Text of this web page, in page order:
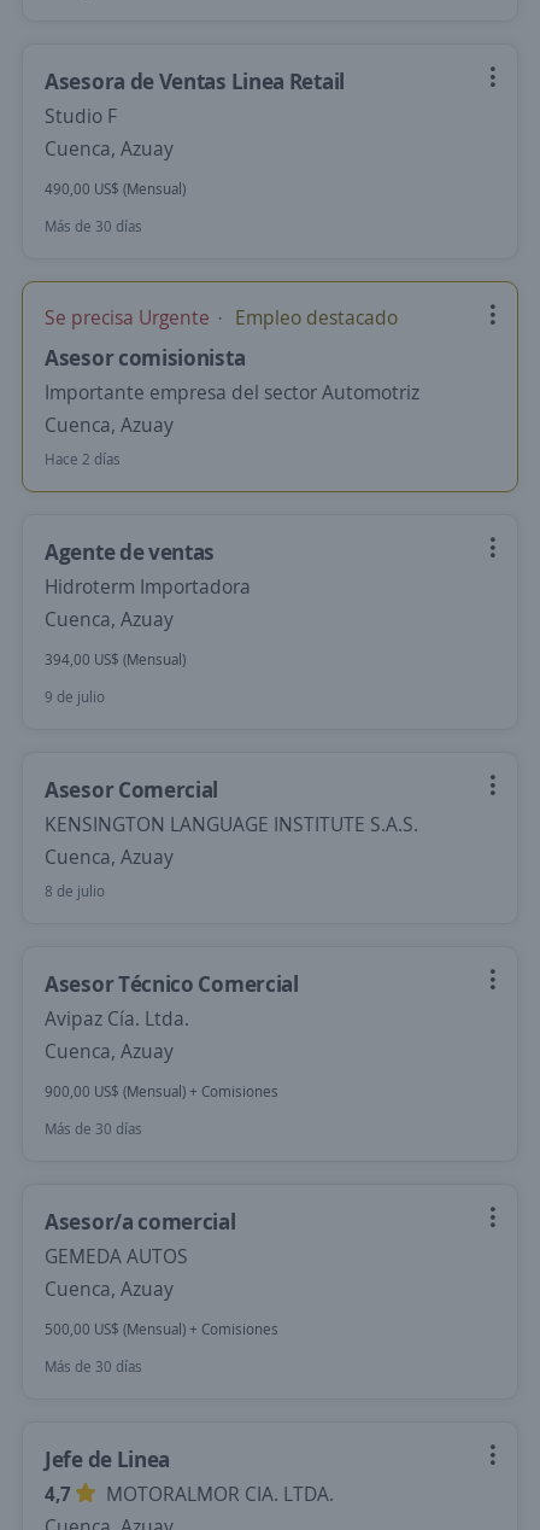
Asesora de Ventas Linea Retail
Studio F
Cuenca, Azuay
490,00 US$ (Mensual)
Más de 30 días
Se precisa Urgente Empleo destacado
Asesor comisionista
Importante empresa del sector Automotriz
Cuenca, Azuay
Hace 2 días
Agente de ventas
Hidroterm Importadora
Cuenca, Azuay
394,00 US$ (Mensual)
9 de julio
Asesor Comercial
KENSINGTON LANGUAGE INSTITUTE S.A.S.
Cuenca, Azuay
8 de julio
Asesor Técnico Comercial
Avipaz Cía. Ltda.
Cuenca, Azuay
900,00 US$ (Mensual) + Comisiones
Más de 30 días
Asesor/a comercial
GEMEDA AUTOS
Cuenca, Azuay
500,00 US$ (Mensual) + Comisiones
Más de 30 días
Jefe de Linea
4,7
MOTORALMOR CIA. LTDA.